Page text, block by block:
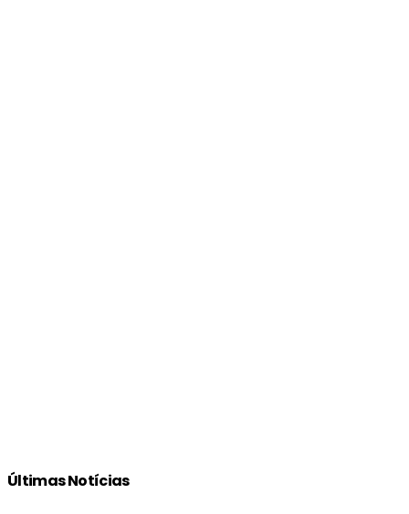
Últimas Notícias